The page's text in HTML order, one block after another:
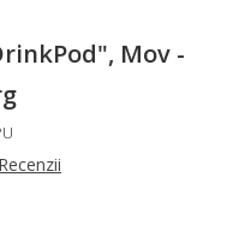
Mov -